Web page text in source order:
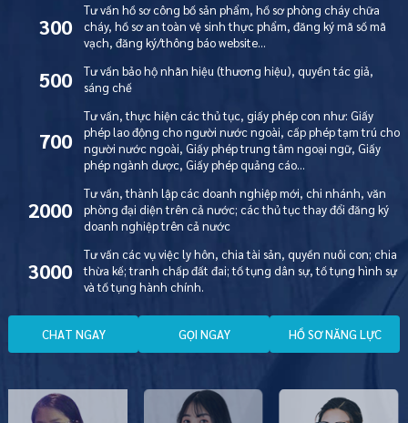
300
Tư vấn hồ sơ công bố sản phẩm, hồ sơ phòng cháy chữa
cháy, hồ sơ an toàn vệ sinh thực phẩm, đăng ký mã số mã
vạch, đăng ký/thông báo website…
500
Tư vấn bảo hộ nhãn hiệu (thương hiệu), quyền tác giả,
sáng chế
700
Tư vấn, thực hiện các thủ tục, giấy phép con như: Giấy
phép lao động cho người nước ngoài, cấp phép tạm trú cho
người nước ngoài, Giấy phép trung tâm ngoại ngữ, Giấy
phép ngành dược, Giấy phép quảng cáo…
2000
Tư vấn, thành lập các doanh nghiệp mới, chi nhánh, văn
phòng đại diện trên cả nước; các thủ tục thay đổi đăng ký
doanh nghiệp trên cả nước
3000
Tư vấn các vụ việc ly hôn, chia tài sản, quyền nuôi con; chia
thừa kế; tranh chấp đất đai; tố tụng dân sự, tố tụng hình sự
và tố tụng hành chính.
CHAT NGAY GỌI NGAY HỒ SƠ NĂNG LỰC